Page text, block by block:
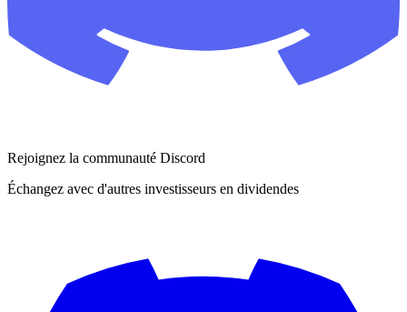
Rejoignez la communauté Discord
Échangez avec d'autres investisseurs en dividendes